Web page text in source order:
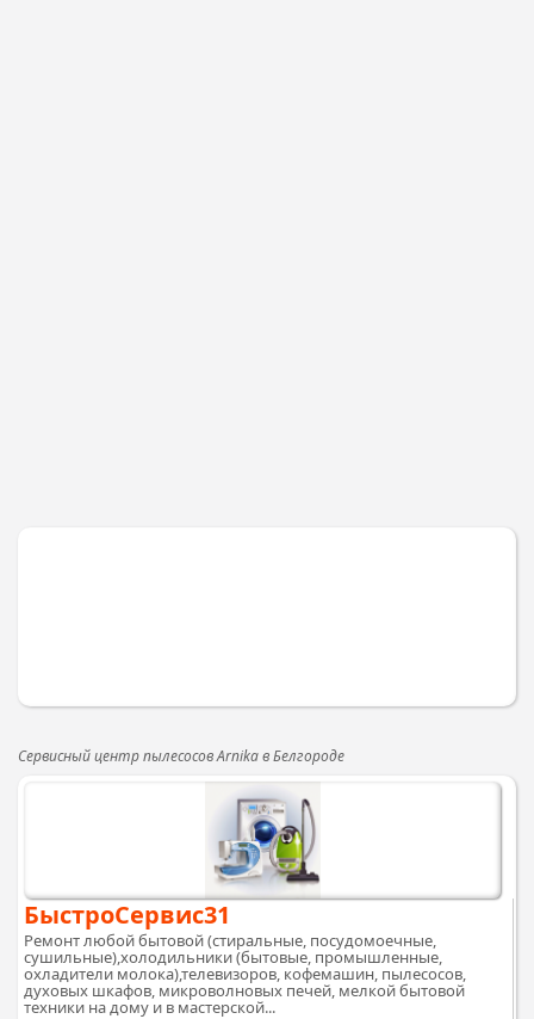
Сервисный центр пылесосов Arnika в Белгороде
БыстроСервис31
Ремонт любой бытовой (стиральные, посудомоечные,
сушильные),холодильники (бытовые, промышленные,
охладители молока),телевизоров, кофемашин, пылесосов,
духовых шкафов, микроволновых печей, мелкой бытовой
техники на дому и в мастерской...